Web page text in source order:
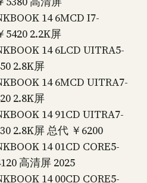
14 6MCD I7-
2.2K屏
14 6LCD UITRA5-
2.8K屏
14 6MCD UITRA7-
2.8K屏
14 91CD UITRA7-
2.8K屏 总代 ￥6200
14 01CD CORE5-
高清屏 2025
14 00CD CORE5-